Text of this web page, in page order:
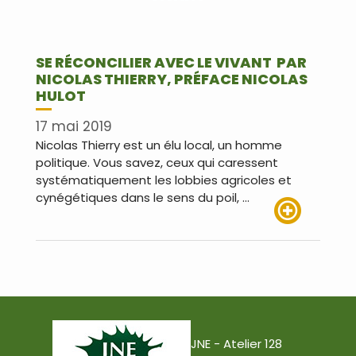
SE RÉCONCILIER AVEC LE VIVANT PAR
NICOLAS THIERRY, PRÉFACE NICOLAS
HULOT
17 mai 2019
Nicolas Thierry est un élu local, un homme
politique. Vous savez, ceux qui caressent
systématiquement les lobbies agricoles et
cynégétiques dans le sens du poil, …
JNE - Atelier 128